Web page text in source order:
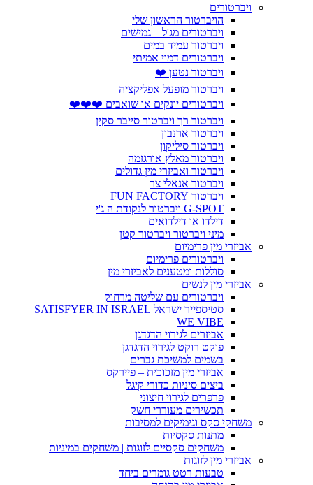
ויברטורים
הויברטור הראשון שלי
ויברטורים מג'ל – גמישים
ויברטור עמיד במים
ויברטורים דמוי אמיתי
ויברטור נטען ❤️
ויברטור מופעל אפליקציה
ויברטורים יונקים או שואבים ❤️❤️❤️
ויברטור רך ויברטור סייבר סקין
ויברטור ארנבון
ויברטור סיליקון
ויברטור מאלץ אורגזמה
ויברטור ואביזרי מין גדולים
ויברטור אנאלי צר
ויברטור FUN FACTORY
G-SPOT ויברטור לנקודת ה ג'י
דילדו או דילדואים
מיני ויברטור ויברטור קטן
אביזרי מין פרימיום
ויברטורים פרימיום
סוללות ומטענים לאביזרי מין
אביזרי מין לנשים
ויברטורים עם שליטה מרחוק
סטיספייר ישראל SATISFYER IN ISRAEL
WE VIBE
אביזרים לגירוי הדגדגן
פוקט רוקט לגירוי הדגדגן
בשמים למשיכת גברים
אביזרי מין מזכוכית – פיירקס
ביצים סיניות כדורי קיגל
פרפרים לגירוי חיצוני
תכשירים מעוררי חשק
משחקי סקס וגימיקים למסיבות
מתנות סקסיות
משחקים סקסיים לזוגות | משחקים במיניות
אביזרי מין לזוגות
טבעות רטט גומרים ביחד